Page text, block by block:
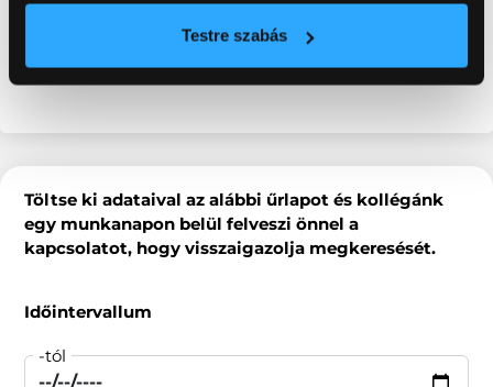
Testre szabás
Töltse ki adataival az alábbi űrlapot és kollégánk
egy munkanapon belül felveszi önnel a
kapcsolatot, hogy visszaigazolja megkeresését.
Időintervallum
-tól